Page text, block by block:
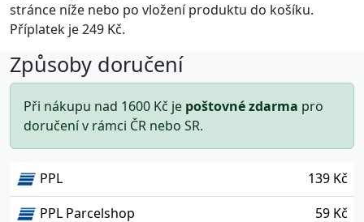
stránce níže nebo po vložení produktu do košíku.
Příplatek je 249 Kč.
Způsoby doručení
Při nákupu nad 1600 Kč je poštovné zdarma pro
doručení v rámci ČR nebo SR.
PPL
139 Kč
PPL Parcelshop
59 Kč